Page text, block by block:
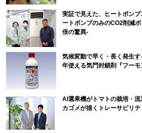
実証で見えた、ヒートポン
ートポンプのみのCO2削減
倍の驚異-
気候変動で早く・長く発生
年使える気門封鎖剤『フーモ
AI選果機がトマトの栽培・
カゴメが描くトレーサビリ